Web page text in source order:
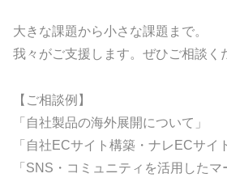
大きな課題から小さな課題まで。
我々がご支援します。ぜひご相談く
【ご相談例】
「自社製品の海外展開について」
「自社ECサイト構築・ナレECサイ
「SNS・コミュニティを活用したマ